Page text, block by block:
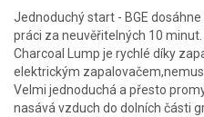
Jednoduchý start - BGE
práci za neuvěřitelných 10
Charcoal Lump je rychlé díky
elektrickým
Velmi jednoduchá a přesto
nasává vzduch do dolních části